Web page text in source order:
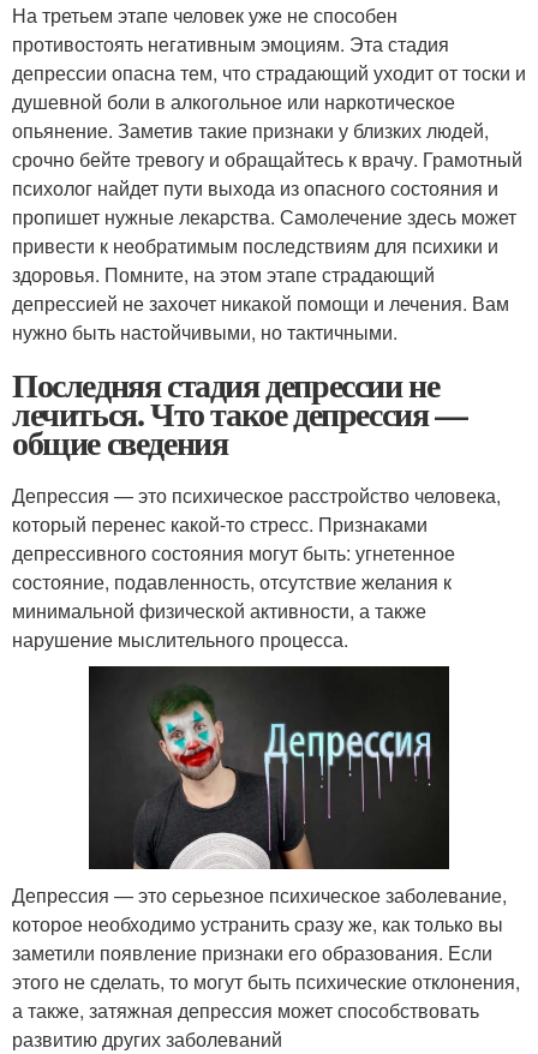
На третьем этапе человек уже не способен
противостоять негативным эмоциям. Эта стадия
депрессии опасна тем, что страдающий уходит от тоски и
душевной боли в алкогольное или наркотическое
опьянение. Заметив такие признаки у близких людей,
срочно бейте тревогу и обращайтесь к врачу. Грамотный
психолог найдет пути выхода из опасного состояния и
пропишет нужные лекарства. Самолечение здесь может
привести к необратимым последствиям для психики и
здоровья. Помните, на этом этапе страдающий
депрессией не захочет никакой помощи и лечения. Вам
нужно быть настойчивыми, но тактичными.
Последняя стадия депрессии не
лечиться. Что такое депрессия —
общие сведения
Депрессия — это психическое расстройство человека,
который перенес какой-то стресс. Признаками
депрессивного состояния могут быть: угнетенное
состояние, подавленность, отсутствие желания к
минимальной физической активности, а также
нарушение мыслительного процесса.
Депрессия — это серьезное психическое заболевание,
которое необходимо устранить сразу же, как только вы
заметили появление признаки его образования. Если
этого не сделать, то могут быть психические отклонения,
а также, затяжная депрессия может способствовать
развитию других заболеваний